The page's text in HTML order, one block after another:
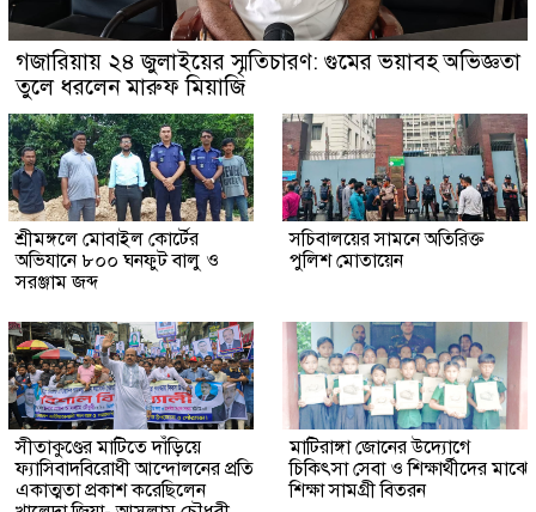
গজারিয়ায় ২৪ জুলাইয়ের স্মৃতিচারণ: গুমের ভয়াবহ অভিজ্ঞতা
তুলে ধরলেন মারুফ মিয়াজি
শ্রীমঙ্গলে মোবাইল কোর্টের
অভিযানে ৮০০ ঘনফুট বালু ও
সরঞ্জাম জব্দ
সচিবালয়ের সামনে অতিরিক্ত
পুলিশ মোতায়েন
সীতাকুণ্ডের মাটিতে দাঁড়িয়ে
ফ্যাসিবাদবিরোধী আন্দোলনের প্রতি
একাত্মতা প্রকাশ করেছিলেন
মাটিরাঙ্গা জোনের উদ্যোগে
চিকিৎসা সেবা ও শিক্ষার্থীদের মাঝে
শিক্ষা সামগ্রী বিতরন